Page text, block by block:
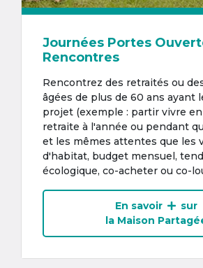
Journées Portes
Rencontres
Rencontrez des retraités ou
âgées de plus de 60 ans ayant
projet (exemple : partir vivre en
retraite à l'année ou pendant
et les mêmes attentes que les
d'habitat, budget mensuel,
écologique, co-acheter ou co-
En savoir
sur
la Maison